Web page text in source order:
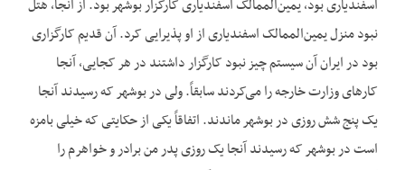
اسفندیاری بود، يمين‌الممالک اسفندیاری کارگزار بوشهر بود. از آنجا، هتل
نبود منزل يمين‌الممالک اسفندیاری از او پذیرایی کرد. آن قدیم کارگزاری
بود در ایران آن سیستم چیز نبود کارگزار داشتند در هر کجایی، آنجا
کارهای وزارت خارجه را می‌‌‌کردند سابقاً. ولی در بوشهر که رسیدند آنجا
یک پنج شش روزی در بوشهر ماندند. اتفاقاً یکی از حکایتی که خیلی بامزه
است در بوشهر که رسیدند آنجا یک روزی پدر من برادر و خواهرم را